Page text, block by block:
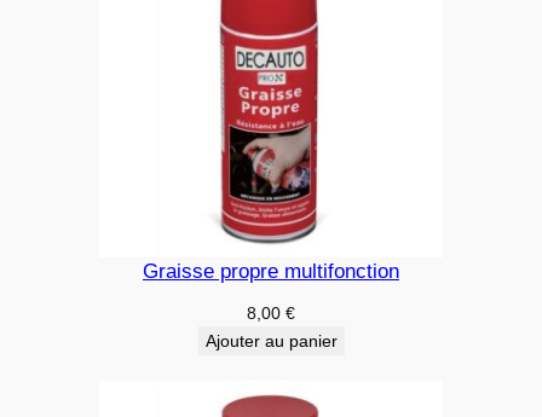
Graisse propre multifonction
8,00 €
Ajouter au panier